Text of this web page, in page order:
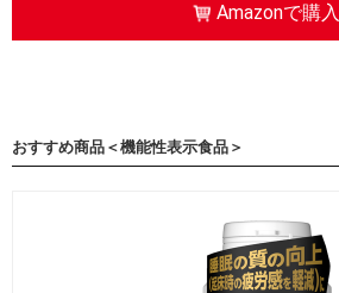
Amazonで購入
おすすめ商品＜機能性表示食品＞